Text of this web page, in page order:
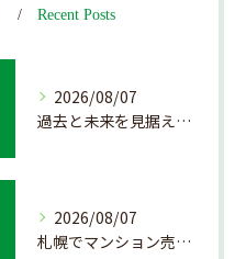
Recent Posts
2026/08/07
過去と未来を見据えた戸建て売却の秘訣
2026/08/07
札幌でマンション売却を成功させる査定と価格の見極め方